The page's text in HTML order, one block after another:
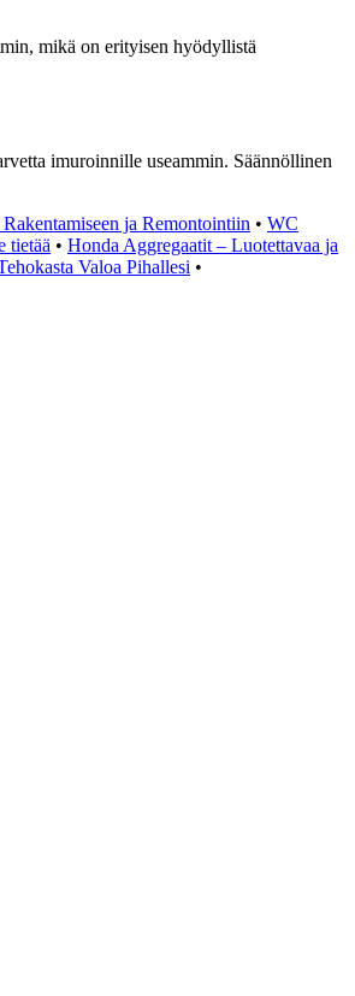
mikä on erityisen hyödyllistä
imuroinnille useammin. Säännöllinen
ja Remontointiin • WC
tietää • Honda Aggregaatit – Luotettavaa ja
Valoa Pihallesi •